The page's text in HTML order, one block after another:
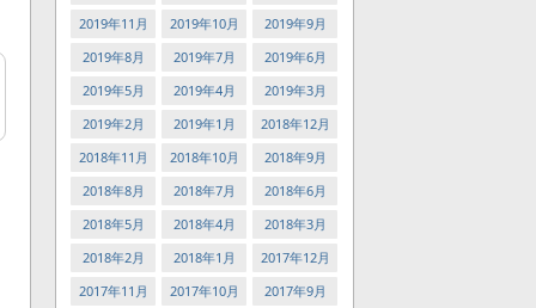
2019年11月
2019年10月
2019年9月
2019年8月
2019年7月
2019年6月
2019年5月
2019年4月
2019年3月
2019年2月
2019年1月
2018年12月
2018年11月
2018年10月
2018年9月
2018年8月
2018年7月
2018年6月
2018年5月
2018年4月
2018年3月
2018年2月
2018年1月
2017年12月
2017年11月
2017年10月
2017年9月